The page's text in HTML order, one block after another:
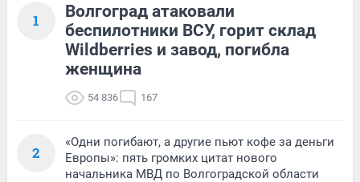
1
Волгоград атаковали
беспилотники ВСУ, горит склад
Wildberries и завод, погибла
женщина
54 836 167
2
«Одни погибают, а другие пьют кофе за деньги
Европы»: пять громких цитат нового
начальника МВД по Волгоградской области